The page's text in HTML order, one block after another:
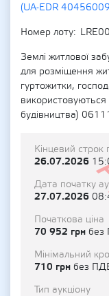
(UA-EDR
Номер лоту
Землі житлової
для розміщення
гуртожитки,
будівництва)
Кінцевий строк
26.07.2026
Дата початку
27.07.2026
Початкова ціна
70 952 грн без
Мінімальний
710 грн без
Тип аукціону